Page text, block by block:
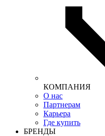
КОМПАНИЯ
О нас
Партнерам
Карьера
Где купить
БРЕНДЫ